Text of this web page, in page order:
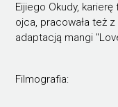
Eijiego Okudy,
ojca, pracowała też
adaptacją mangi
Filmografia: